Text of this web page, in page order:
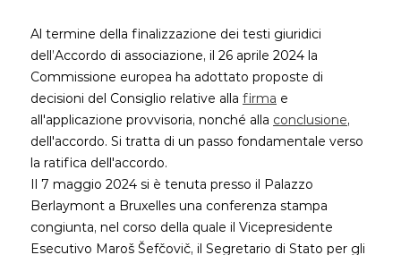
Al termine della finalizzazione dei testi giuridici
dell’Accordo di associazione, il 26 aprile 2024 la
Commissione europea ha adottato proposte di
decisioni del Consiglio relative alla firma e
all'applicazione provvisoria, nonché alla conclusione,
dell'accordo. Si tratta di un passo fondamentale verso
la ratifica dell'accordo.
Il 7 maggio 2024 si è tenuta presso il Palazzo
Berlaymont a Bruxelles una conferenza stampa
congiunta, nel corso della quale il Vicepresidente
Esecutivo Maroš Šefčovič, il Segretario di Stato per gli